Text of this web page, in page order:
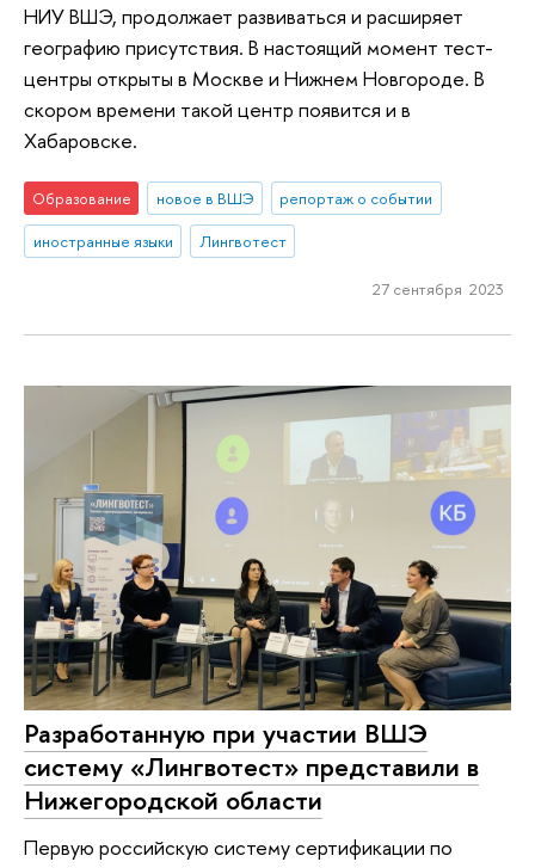
НИУ ВШЭ, продолжает развиваться и расширяет
географию присутствия. В настоящий момент тест-
центры открыты в Москве и Нижнем Новгороде. В
скором времени такой центр появится и в
Хабаровске.
Образование новое в ВШЭ
репортаж о событии
иностранные языки
Лингвотест
27 сентября 2023
Разработанную при участии ВШЭ
систему «Лингвотест» представили в
Нижегородской области
Первую российскую систему сертификации по